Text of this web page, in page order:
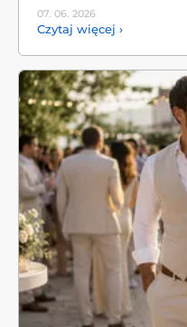
07. 06. 2026
Czytaj więcej ›